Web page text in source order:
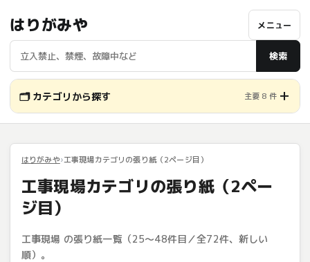
はりがみや
検索
メニュー
🗂️ カテゴリから探す 主要 8 件
はりがみや 工事現場カテゴリの張り紙（2ページ目）
工事現場カテゴリの張り紙（2ペー
ジ目）
工事現場 の張り紙一覧（25〜48件目／全72件、新しい
順）。